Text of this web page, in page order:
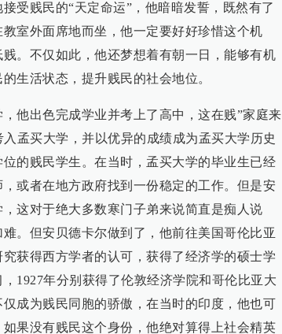
受贱民的“天定命运”，他暗暗发誓，既然有了
室外面席地而坐，他一定要好好珍惜这个机
。不仅如此，他还梦想着有朝一日，能够有机
生活状态，提升贱民的社会地位。
他出色完成学业并考上了高中，这在贱”家庭来
孟买大学，并以优异的成绩成为孟买大学历史
位的贱民学生。在当时，孟买大学的毕业生已经
或者在地方政府找到一份稳定的工作。但是安
这对于绝大多数寒门子弟来说简直是痴人说
。但安贝德卡尔做到了，他前往美国哥伦比亚
获得西方学者的认可，获得了经济学的硕士学
1927年分别获得了伦敦经济学院和哥伦比亚大
成为贱民同胞的骄傲，在当时的印度，他也可
果没有贱民这个身份，他绝对算得上社会精英